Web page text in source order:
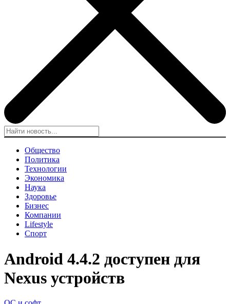
Общество
Политика
Технологии
Экономика
Наука
Здоровье
Бизнес
Компании
Lifestyle
Спорт
Android 4.4.2 доступен для
Nexus устройств